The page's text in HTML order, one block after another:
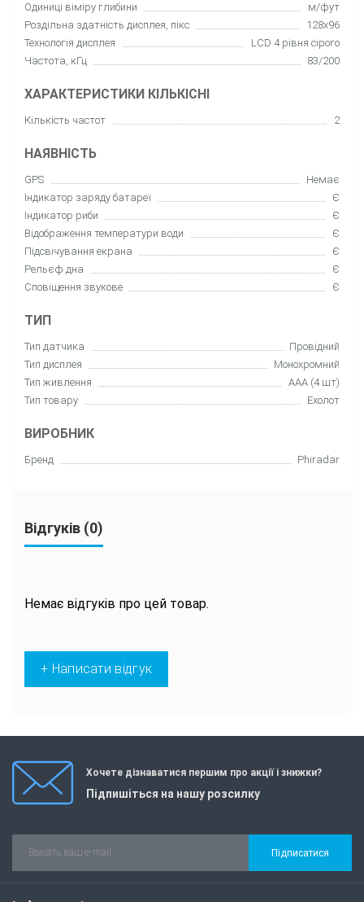
Одиниці віміру глибини
м/фут
Роздільна здатність дисплея, пікс
128x96
Технологія дисплея
LCD 4 рівня сірого
Частота, кГц
83/200
ХАРАКТЕРИСТИКИ КІЛЬКІСНІ
Кількість частот 2
НАЯВНІСТЬ
GPS
Немає
Індикатор заряду батареї
Є
Індикатор риби
Є
Відображення температури води
Є
Підсвічування екрана
Є
Рельєф дна
Є
Сповіщення звукове
Є
ТИП
Тип датчика
Провідний
Тип дисплея
Монохромний
Тип живлення
ААА (4 шт)
Тип товару
Еxолот
ВИРОБНИК
Бренд Phiradar
Відгуків (0)
Немає відгуків про цей товар.
+ Написати відгук
Хочете дізнаватися першим про акції і знижки?
Підпишіться на нашу розсилку
Підписатися